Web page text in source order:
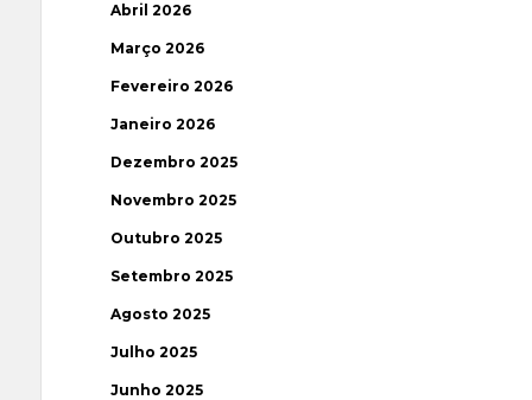
Abril 2026
Março 2026
Fevereiro 2026
Janeiro 2026
Dezembro 2025
Novembro 2025
Outubro 2025
Setembro 2025
Agosto 2025
Julho 2025
Junho 2025